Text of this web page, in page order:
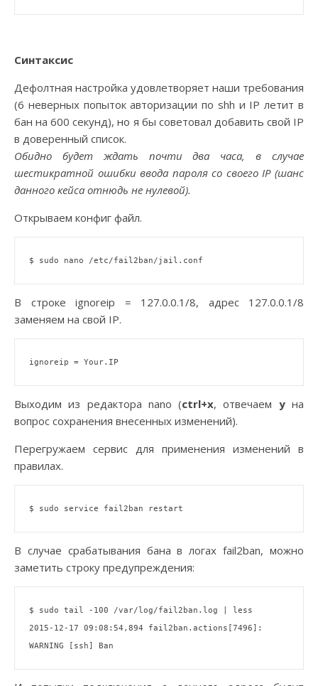
Синтаксис
Дефолтная настройка удовлетворяет наши требования
(6 неверных попыток авторизации по shh и IP летит в
бан на 600 секунд), но я бы советовал добавить свой IP
в доверенный список.
Обидно будет ждать почти два часа, в случае
шестикратной ошибки ввода пароля со своего IP (шанс
данного кейса отнюдь не нулевой).
Открываем конфиг файл.
В строке ignoreip = 127.0.0.1/8, адрес 127.0.0.1/8
заменяем на свой IP.
Выходим из редактора nano (ctrl+x, отвечаем yна
вопрос сохранения внесенных изменений).
Перегружаем сервис для применения изменений в
правилах.
В случае срабатывания бана в логах fail2ban, можно
заметить строку предупреждения:
$ sudo tail -100 /var/log/fail2ban.log | less
2015-12-17 09:08:54,894 fail2ban.actions[7496]: